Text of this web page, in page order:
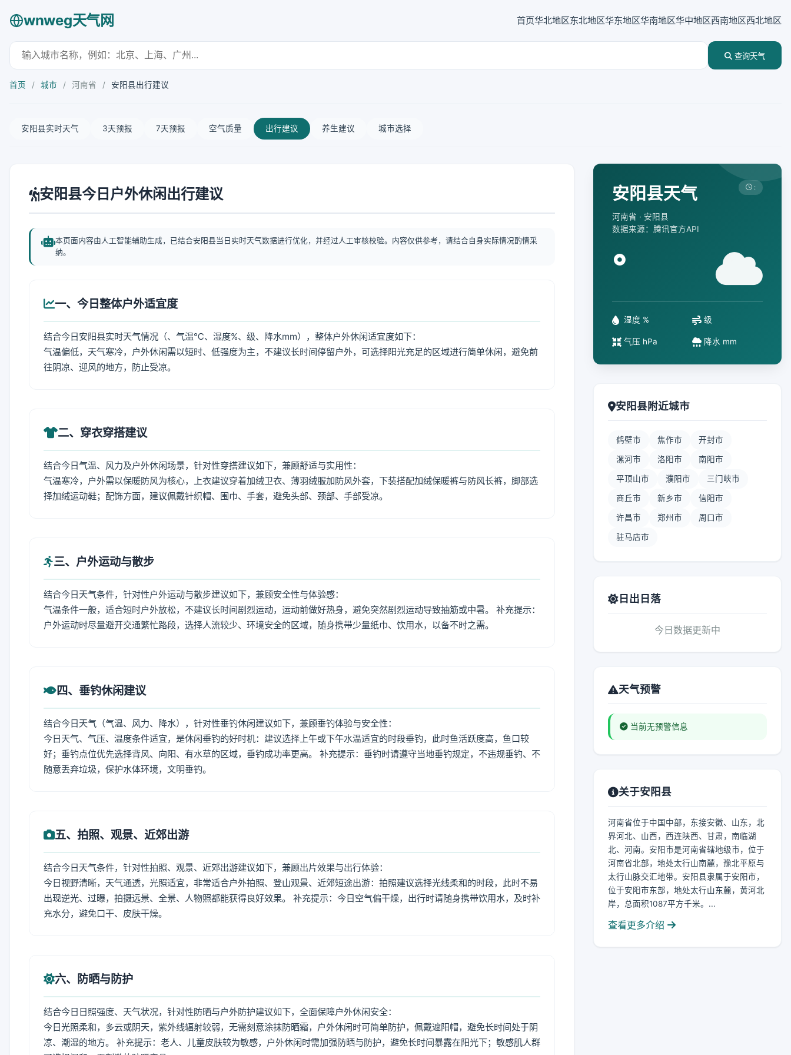
wnweg天气网 首页华北地区东北地区华东地区华南地区华中地区西南地区西北地区
查询天气
首页 / 城市 / 河南省 / 安阳县出行建议
安阳县实时天气 3天预报 7天预报 空气质量 出行建议 养生建议 城市选择
安阳县今日户外休闲出行建议
本页面内容由人工智能辅助生成，已结合安阳县当日实时天气数据进行优化，并经过人工审核校验。内容仅供参考，请结合自身实际情况酌情采
纳。
一、今日整体户外适宜度
结合今日安阳县实时天气情况（、气温℃、湿度%、级、降水mm），整体户外休闲适宜度如下：
气温偏低，天气寒冷，户外休闲需以短时、低强度为主，不建议长时间停留户外，可选择阳光充足的区域进行简单休闲，避免前
往阴凉、迎风的地方，防止受凉。
二、穿衣穿搭建议
结合今日气温、风力及户外休闲场景，针对性穿搭建议如下，兼顾舒适与实用性：
气温寒冷，户外需以保暖防风为核心，上衣建议穿着加绒卫衣、薄羽绒服加防风外套，下装搭配加绒保暖裤与防风长裤，脚部选
择加绒运动鞋；配饰方面，建议佩戴针织帽、围巾、手套，避免头部、颈部、手部受凉。
三、户外运动与散步
结合今日天气条件，针对性户外运动与散步建议如下，兼顾安全性与体验感：
气温条件一般，适合短时户外放松，不建议长时间剧烈运动，运动前做好热身，避免突然剧烈运动导致抽筋或中暑。 补充提示：
户外运动时尽量避开交通繁忙路段，选择人流较少、环境安全的区域，随身携带少量纸巾、饮用水，以备不时之需。
四、垂钓休闲建议
结合今日天气（气温、风力、降水），针对性垂钓休闲建议如下，兼顾垂钓体验与安全性：
今日天气、气压、温度条件适宜，是休闲垂钓的好时机：建议选择上午或下午水温适宜的时段垂钓，此时鱼活跃度高，鱼口较
好；垂钓点位优先选择背风、向阳、有水草的区域，垂钓成功率更高。 补充提示：垂钓时请遵守当地垂钓规定，不违规垂钓、不
随意丢弃垃圾，保护水体环境，文明垂钓。
五、拍照、观景、近郊出游
结合今日天气条件，针对性拍照、观景、近郊出游建议如下，兼顾出片效果与出行体验：
今日视野清晰，天气通透，光照适宜，非常适合户外拍照、登山观景、近郊短途出游：拍照建议选择光线柔和的时段，此时不易
出现逆光、过曝，拍摄远景、全景、人物照都能获得良好效果。 补充提示：今日空气偏干燥，出行时请随身携带饮用水，及时补
充水分，避免口干、皮肤干燥。
六、防晒与防护
结合今日日照强度、天气状况，针对性防晒与户外防护建议如下，全面保障户外休闲安全：
今日光照柔和，多云或阴天，紫外线辐射较弱，无需刻意涂抹防晒霜，户外休闲时可简单防护，佩戴遮阳帽，避免长时间处于阴
凉、潮湿的地方。 补充提示：老人、儿童皮肤较为敏感，户外休闲时需加强防晒与防护，避免长时间暴露在阳光下；敏感肌人群
安阳县天气
河南省 · 安阳县
数据来源：腾讯官方API
:
°
湿度 % 级
气压 hPa 降水 mm
安阳县附近城市
鹤壁市 焦作市 开封市
漯河市 洛阳市 南阳市
平顶山市 濮阳市 三门峡市
商丘市 新乡市 信阳市
许昌市 郑州市 周口市
驻马店市
日出日落
今日数据更新中
天气预警
当前无预警信息
关于安阳县
河南省位于中国中部，东接安徽、山东，北
界河北、山西，西连陕西、甘肃，南临湖
北、河南。安阳市是河南省辖地级市，位于
河南省北部，地处太行山南麓，豫北平原与
太行山脉交汇地带。安阳县隶属于安阳市，
位于安阳市东部，地处太行山东麓，黄河北
岸，总面积1087平方千米。...
查看更多介绍